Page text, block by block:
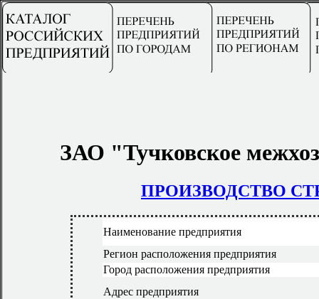
ЗАО "Тучковское
ПРОИЗВОДСТВО
Наименование предприятия
Регион расположения предприятия
Город расположения предприятия
Адрес предприятия